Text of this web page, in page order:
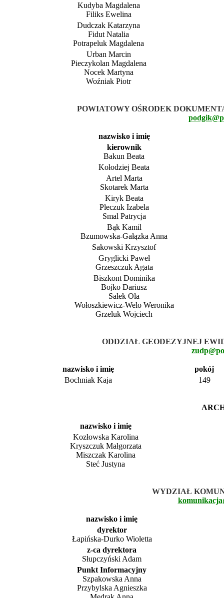
Kudyba Magdalena
Filiks Ewelina
Dudczak Katarzyna
Fidut Natalia
Potrapeluk Magdalena
Urban Marcin
Pieczykolan Magdalena
Nocek Martyna
Woźniak Piotr
POWIATOWY OŚRODEK
nazwisko i imię
kierownik
Bakun Beata
Kołodziej Beata
Artel Marta
Skotarek Marta
Kiryk Beata
Pleczuk Izabela
Smal Patrycja
Bąk Kamil
Bzumowska-Gałązka Anna
Sakowski Krzysztof
Gryglicki Paweł
Grzeszczuk Agata
Biszkont Dominika
Bojko Dariusz
Sałek Ola
Wołoszkiewicz-Welo Weronika
Grzeluk Wojciech
ODDZIAŁ GEODEZYJNEJ
nazwisko i imię
pokój
Bochniak Kaja
149
nazwisko i imię
Kozłowska Karolina
Kryszczuk Małgorzata
Miszczak Karolina
Steć Justyna
WYDZIAŁ
nazwisko i imię
dyrektor
Łapińska-Durko Wioletta
z-ca dyrektora
Słupczyński Adam
Punkt Informacyjny
Szpakowska Anna
Przybylska Agnieszka